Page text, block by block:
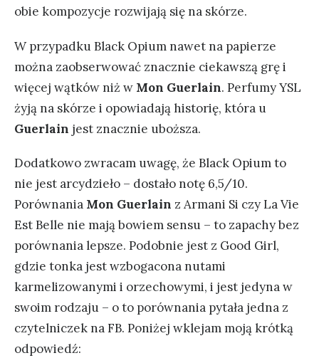
obie kompozycje rozwijają się na skórze.
W przypadku Black Opium nawet na papierze
można zaobserwować znacznie ciekawszą grę i
więcej wątków niż w Mon Guerlain. Perfumy YSL
żyją na skórze i opowiadają historię, która u
Guerlain jest znacznie uboższa.
Dodatkowo zwracam uwagę, że Black Opium to
nie jest arcydzieło – dostało notę 6,5/10.
Porównania Mon Guerlain z Armani Si czy La Vie
Est Belle nie mają bowiem sensu – to zapachy bez
porównania lepsze. Podobnie jest z Good Girl,
gdzie tonka jest wzbogacona nutami
karmelizowanymi i orzechowymi, i jest jedyna w
swoim rodzaju – o to porównania pytała jedna z
czytelniczek na FB. Poniżej wklejam moją krótką
odpowiedź: